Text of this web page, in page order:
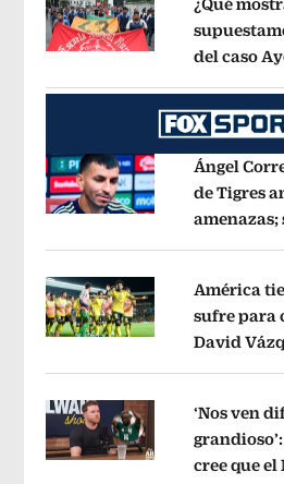
Opens in new windowdel caso
Opens in new window
Ángel
de Tigres
amenazas;
Opens in new window
América
sufre para
David
Opens in new window
‘Nos ven
cree que